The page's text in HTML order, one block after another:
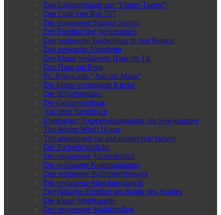
Das Laborgebäude zur “Flatter-Tapete”
Das Ende von Bus 537
Die vergessene Saatgut-Station
Der Friedhof der Vergessenen
Das verlassene Jagdschloss in den Bergen
Das verwaiste Altenheim
Das kleine verlassene Haus im Tal
Das Haus am Berg
FC Blau-Grün “Aus die Maus”
Die kleine vergessene Kirche
Die Schachtanlage
Die Geistersiedlung
Am alten Steinbruch
Ehemaliger Truppenübungsplatz der Sowjetarmee
The Winter Witch House
The abandoned car and motorcycle factory
Die Tscherlichbrücke
Der vergessene Vierseitenhof
Die verlassene Kommandantur
Das verlassene Bahnbetriebswerk
Die verlassene Maschinenfabrik
Der jüdische Friedhof am Rande des Waldes
Die kleine Waldkapelle
Der vergessene Waldfriedhof